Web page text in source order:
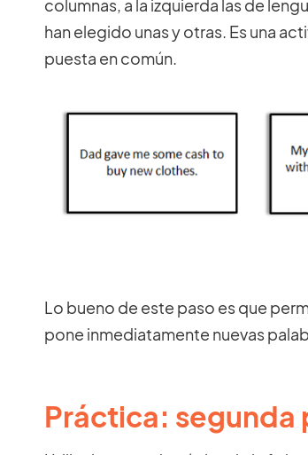
columnas, a la izquierda las de
han elegido unas y otras. Es una
puesta en común.
Lo bueno de este paso es que
pone inmediatamente nuevas
Práctica: segunda